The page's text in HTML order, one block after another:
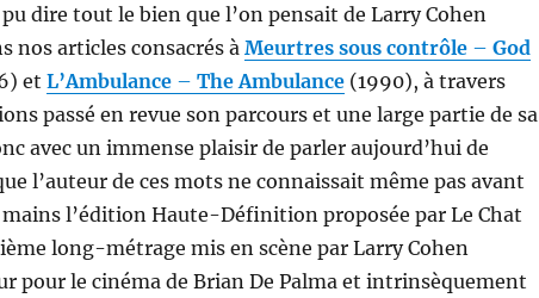
dire tout le bien que l’on pensait de Larry Cohen
nos articles consacrés à Meurtres sous contrôle– God
et L’Ambulance– The Ambulance(1990), à travers
passé en revue son parcours et une large partie de sa
avec un immense plaisir de parler aujourd’hui de
l’auteur de ces mots ne connaissait même pas avant
l’édition Haute-Définition proposée par Le Chat
long-métrage mis en scène par Larry Cohen
pour le cinéma de Brian De Palma et intrinsèquement